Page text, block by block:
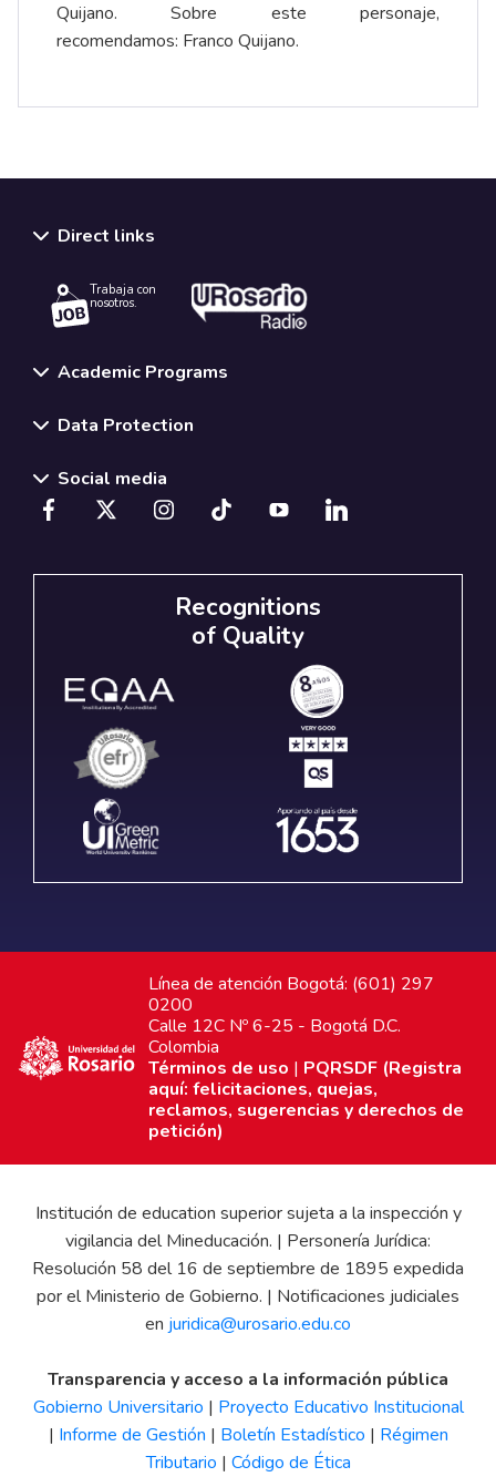
Quijano. Sobre este personaje,
recomendamos: Franco Quijano.
Direct links
Trabaja con
nosotros.
Academic Programs
Data Protection
Social media
Recognitions
of Quality
Línea de atención Bogotá: (601) 297
0200
Calle 12C Nº 6-25 - Bogotá D.C.
Colombia
Términos de uso | PQRSDF (Registra
aquí: felicitaciones, quejas,
reclamos, sugerencias y derechos de
petición)
Institución de education superior sujeta a la inspección y
vigilancia del Mineducación. | Personería Jurídica:
Resolución 58 del 16 de septiembre de 1895 expedida
por el Ministerio de Gobierno. | Notificaciones judiciales
en juridica@urosario.edu.co
Transparencia y acceso a la información pública
Gobierno Universitario | Proyecto Educativo Institucional
| Informe de Gestión | Boletín Estadístico | Régimen
Tributario | Código de Ética